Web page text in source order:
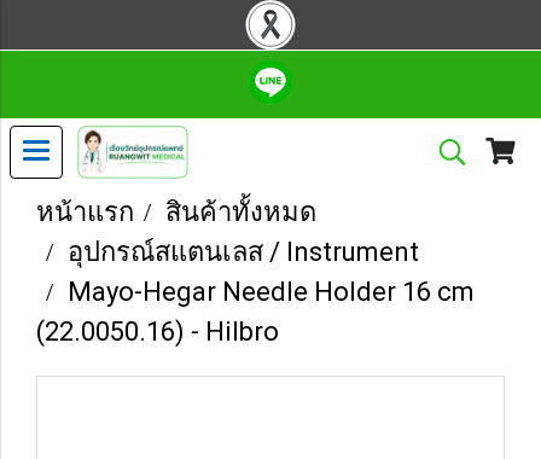
หน้าแรก
สินค้าทั้งหมด
อุปกรณ์สแตนเลส / Instrument
Mayo-Hegar Needle Holder 16 cm
(22.0050.16) - Hilbro